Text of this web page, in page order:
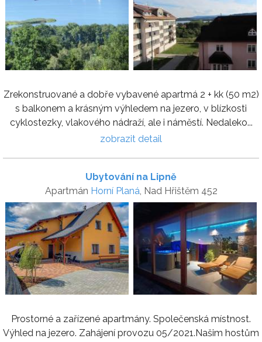
Zrekonstruované a dobře vybavené apartmá 2 + kk (50 m2)
s balkonem a krásným výhledem na jezero, v blízkosti
cyklostezky, vlakového nádraží, ale i náměstí. Nedaleko...
zobrazit detail
Ubytování na Lipně
Apartmán Horní Planá, Nad Hřištěm 452
Prostorné a zařízené apartmány. Společenská místnost.
Výhled na jezero. Zahájení provozu 05/2021.Našim hostům